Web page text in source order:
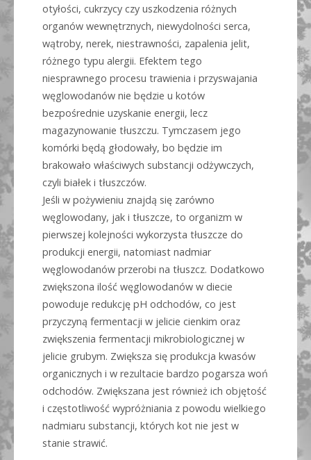
otyłości, cukrzycy czy uszkodzenia różnych
organów wewnętrznych, niewydolności serca,
wątroby, nerek, niestrawności, zapalenia jelit,
różnego typu alergii. Efektem tego
niesprawnego procesu trawienia i przyswajania
węglowodanów nie będzie u kotów
bezpośrednie uzyskanie energii, lecz
magazynowanie tłuszczu. Tymczasem jego
komórki będą głodowały, bo będzie im
brakowało właściwych substancji odżywczych,
czyli białek i tłuszczów.
Jeśli w pożywieniu znajdą się zarówno
węglowodany, jak i tłuszcze, to organizm w
pierwszej kolejności wykorzysta tłuszcze do
produkcji energii, natomiast nadmiar
węglowodanów przerobi na tłuszcz. Dodatkowo
zwiększona ilość węglowodanów w diecie
powoduje redukcję pH odchodów, co jest
przyczyną fermentacji w jelicie cienkim oraz
zwiększenia fermentacji mikrobiologicznej w
jelicie grubym. Zwiększa się produkcja kwasów
organicznych i w rezultacie bardzo pogarsza woń
odchodów. Zwiększana jest również ich objętość
i częstotliwość wypróżniania z powodu wielkiego
nadmiaru substancji, których kot nie jest w
stanie strawić.